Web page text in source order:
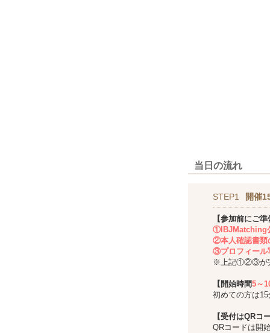
当日の流れ
STEP1 開催
【参加前にご
①IBJMatching
②本人確認書類
③プロフィール
※上記①②③が完
【開始時間5～
初めての方は
【受付はQRコ
QRコードは開